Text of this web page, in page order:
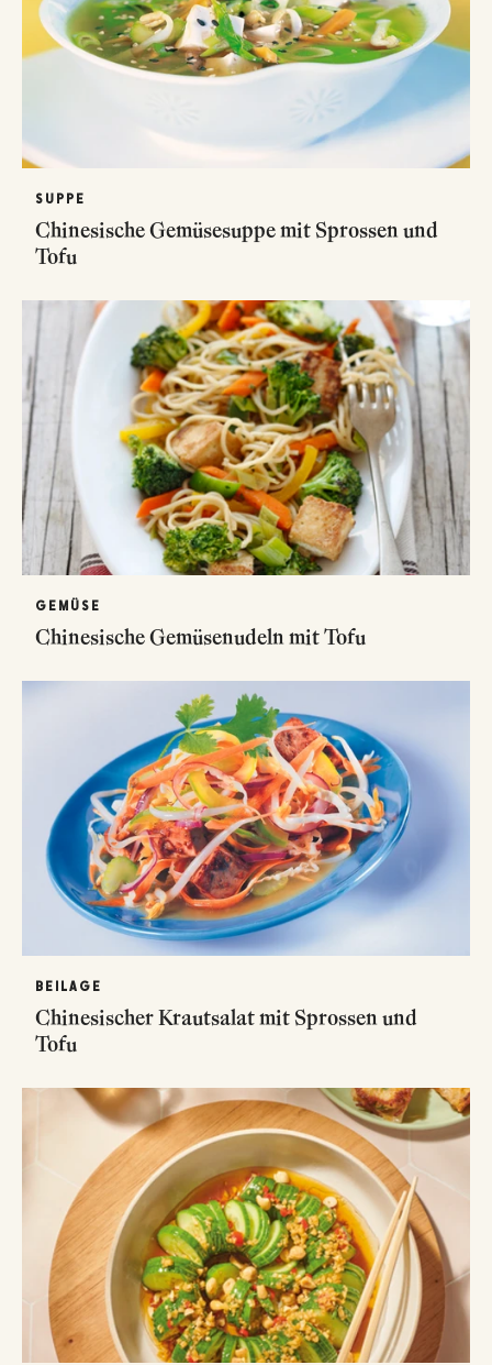
SUPPE
Chinesische Gemüsesuppe mit Sprossen und
Tofu
GEMÜSE
Chinesische Gemüsenudeln mit Tofu
BEILAGE
Chinesischer Krautsalat mit Sprossen und
Tofu